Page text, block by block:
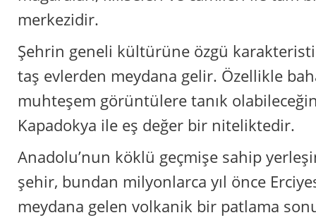
merkezidir.
Şehrin geneli kültürüne özgü
taş evlerden meydana gelir. Özellikle
muhteşem görüntülere tanık
Kapadokya ile eş değer bir niteliktedir.
Anadolu’nun köklü geçmişe sahip
şehir, bundan milyonlarca yıl önce
meydana gelen volkanik bir patlama